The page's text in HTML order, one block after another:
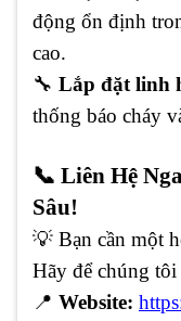
động ổn định
cao.
🔧 Lắp đặt linh
thống báo cháy
📞 Liên Hệ
Sâu!
💡 Bạn cần một
Hãy để chúng
📍 Website: